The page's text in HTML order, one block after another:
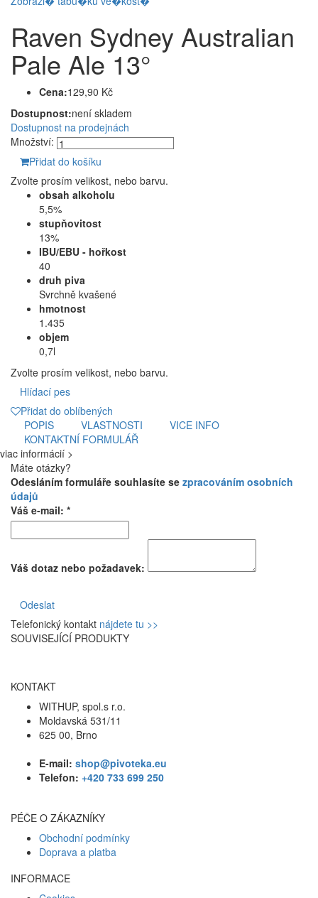
Raven Sydney Australian
Pale Ale 13°
Cena:129,90 Kč
Dostupnost:není skladem
Dostupnost na prodejnách
Množství:
Přidat do košíku
Zvolte prosím velikost, nebo barvu.
obsah alkoholu
5,5%
stupňovitost
13%
IBU/EBU - hořkost
40
druh piva
Svrchně kvašené
hmotnost
1.435
objem
0,7l
Zvolte prosím velikost, nebo barvu.
Hlídací pes
Přidat do oblíbených
POPIS
VLASTNOSTI
VICE INFO
KONTAKTNÍ FORMULÁŘ
viac informácií >
Máte otázky?
Odesláním formuláře souhlasíte se zpracováním osobních
údajů
Váš e-mail: *
Váš dotaz nebo požadavek:
Odeslat
Telefonický kontakt nájdete tu >>
SOUVISEJÍCÍ PRODUKTY
KONTAKT
WITHUP, spol.s r.o.
Moldavská 531/11
625 00, Brno
E-mail: shop@pivoteka.eu
Telefon: +420 733 699 250
PÉČE O ZÁKAZNÍKY
Obchodní podmínky
Doprava a platba
INFORMACE